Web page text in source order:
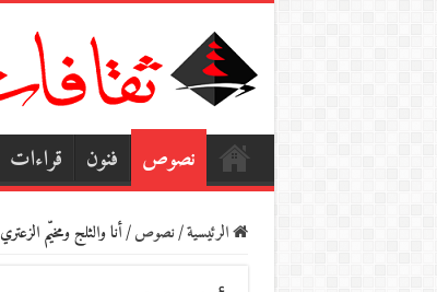
نصوص فنون قراءات
الرئيسية/نصوص/أنا والثلج ومخيّم الزعتري